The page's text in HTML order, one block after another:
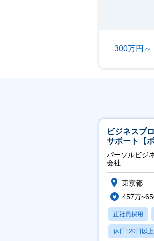
300万円～
ビジネスプ
サポート【
力・ガス等
推進】
パーソルビジ
会社
東京都
457万
正社員採用
休日120日以上